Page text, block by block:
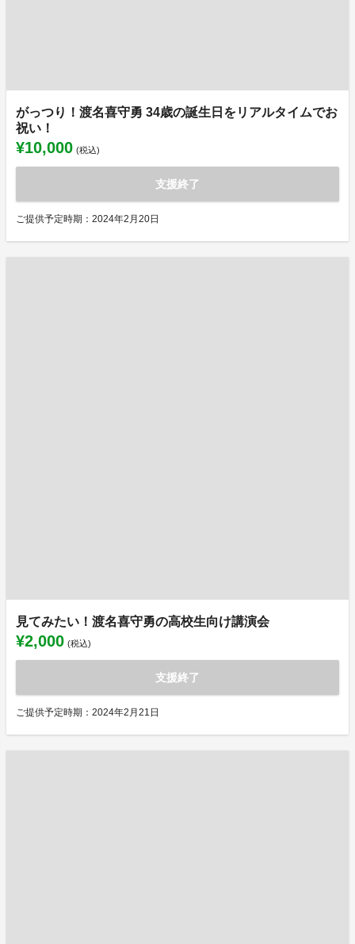
がっつり！渡名喜守勇 34歳の誕生日をリアルタイムでお
祝い！
¥10,000 (税込)
支援終了
ご提供予定時期：2024年2月20日
見てみたい！渡名喜守勇の高校生向け講演会
¥2,000 (税込)
支援終了
ご提供予定時期：2024年2月21日